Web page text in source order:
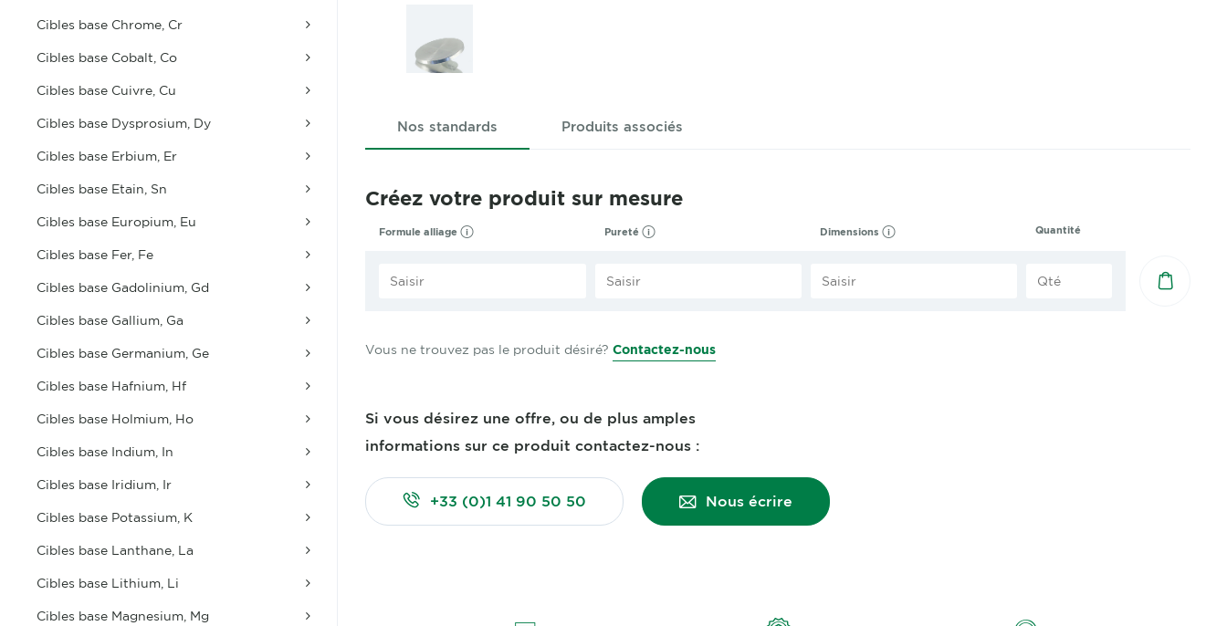
Cibles base Chrome, Cr
Cibles base Cobalt, Co
Cibles base Cuivre, Cu
Cibles base Dysprosium, Dy
Cibles base Erbium, Er
Cibles base Etain, Sn
Cibles base Europium, Eu
Cibles base Fer, Fe
Cibles base Gadolinium, Gd
Cibles base Gallium, Ga
Cibles base Germanium, Ge
Cibles base Hafnium, Hf
Cibles base Holmium, Ho
Cibles base Indium, In
Cibles base Iridium, Ir
Cibles base Potassium, K
Cibles base Lanthane, La
Cibles base Lithium, Li
Cibles base Magnesium, Mg
Nos standards Produits associés
Créez votre produit sur mesure
Formule alliage Pureté Dimensions Quantité
Vous ne trouvez pas le produit désiré? Contactez-nous
Si vous désirez une offre, ou de plus amples
informations sur ce produit contactez-nous :
+33 (0)1 41 90 50 50 Nous écrire